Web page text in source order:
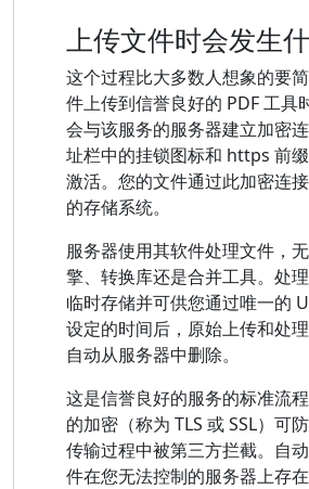
上传文件时会发生
这个过程比大多数人想象的要
件上传到信誉良好的 PDF 工具
会与该服务的服务器建立加密
址栏中的挂锁图标和 https 前
激活。您的文件通过此加密连
的存储系统。
服务器使用其软件处理文件，
擎、转换库还是合并工具。处
临时存储并可供您通过唯一的
设定的时间后，原始上传和处
自动从服务器中删除。
这是信誉良好的服务的标准流
的加密（称为 TLS 或 SSL）可
传输过程中被第三方拦截。自
件在您无法控制的服务器上存在